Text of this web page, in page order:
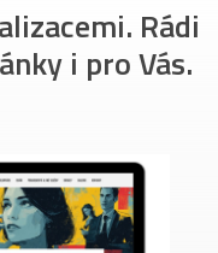
Rádi
i pro Vás.